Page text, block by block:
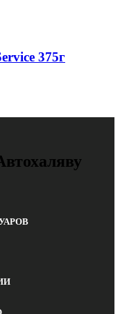
375г